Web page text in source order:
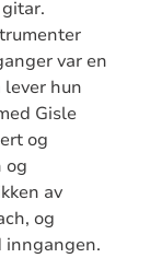
var en
hun
Gisle
og
og
av
og
inngangen.